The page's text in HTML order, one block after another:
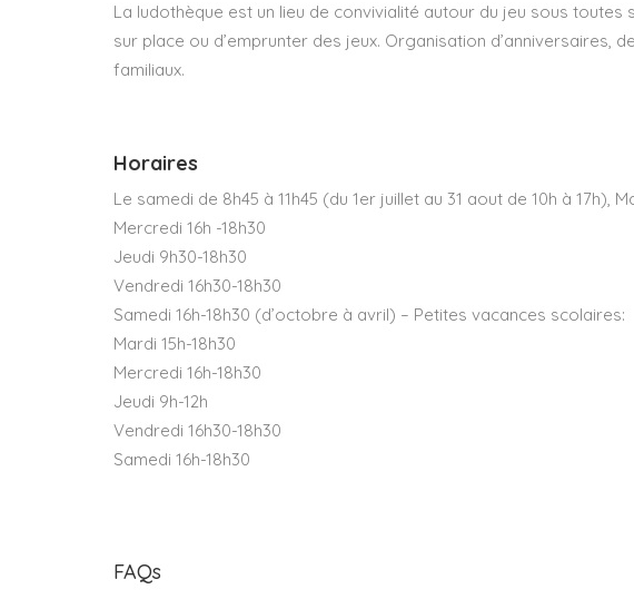
La ludothèque est un lieu de convivialité autour du jeu sous
sur place ou d’emprunter des jeux. Organisation d’anniversaires,
familiaux.
Horaires
Le samedi de 8h45 à 11h45 (du 1er juillet au 31 aout de 10h à 17h),
Mercredi 16h -18h30
Jeudi 9h30-18h30
Vendredi 16h30-18h30
Samedi 16h-18h30 (d’octobre à avril) – Petites vacances scolaires:
Mardi 15h-18h30
Mercredi 16h-18h30
Jeudi 9h-12h
Vendredi 16h30-18h30
Samedi 16h-18h30
FAQs